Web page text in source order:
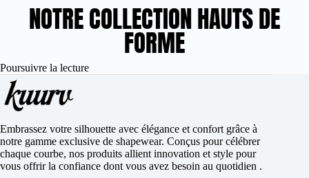
NOTRE COLLECTION HAUTS DE
FORME
Poursuivre la lecture
Embrassez votre silhouette avec élégance et confort grâce à
notre gamme exclusive de shapewear. Conçus pour célébrer
chaque courbe, nos produits allient innovation et style pour
vous offrir la confiance dont vous avez besoin au quotidien .